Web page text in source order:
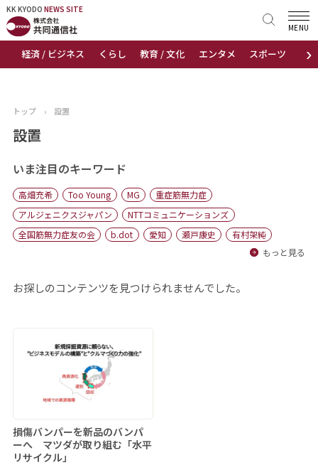
KK KYODO NEWS SITE
›
経済 / ビジネス くらし 教育 / 文化 エンタメ スポーツ 地域
MENU
KK KYODONEWS SITE
トップページ
ニュース
おすすめコンテンツ
出版物
会社概要
トップ › 設置
設置
いま注目のキーワード
高畑充希 Too Young MG
重症筋無力症
アルジェニクスジャパン
NTTコミュニケーションズ
全国筋無力症友の会
b.dot 愛知 瀬戸康史
有村架純
もっと見る
お探しのコンテンツを見つけられませんでした。
損傷バンパーを新品のバンパ
ーへ マツダが取り組む「水平
リサイクル」